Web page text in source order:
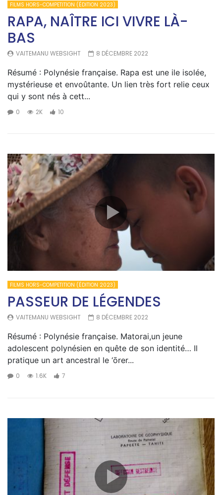
FILMS HORS-COMPETITION (ÉDITION 2023)
RAPA, NAÎTRE ICI VIVRE LÀ-
BAS
VAITEMANU WEBSIGHT 8 DÉCEMBRE 2022
Résumé : Polynésie française. Rapa est une ile isolée,
mystérieuse et envoûtante. Un lien très fort relie ceux
qui y sont nés à cett...
0 2K 10
FILMS HORS-COMPETITION (ÉDITION 2023)
PASSEUR DE LÉGENDES
VAITEMANU WEBSIGHT 8 DÉCEMBRE 2022
Résumé : Polynésie française. Matorai,un jeune
adolescent polynésien en quête de son identité… Il
pratique un art ancestral le ‘ōrer...
0 1.6K 7